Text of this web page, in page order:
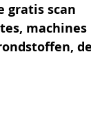
gratis scan
machines